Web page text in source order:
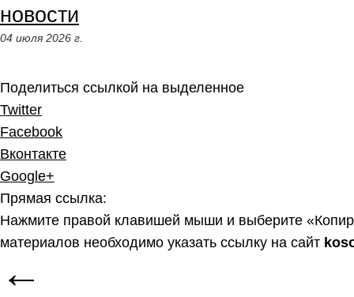
новости
04 июля 2026 г.
Поделиться ссылкой на выделенное
Twitter
Facebook
Вконтакте
Google+
Прямая ссылка:
Нажмите правой клавишей мыши и выберите
материалов необходимо указать ссылку на сайт
←